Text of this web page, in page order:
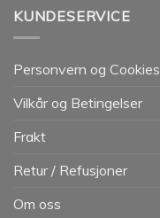
KUNDESERVICE
Personvern og Cookies
Vilkår og Betingelser
Frakt
Retur / Refusjoner
Om oss